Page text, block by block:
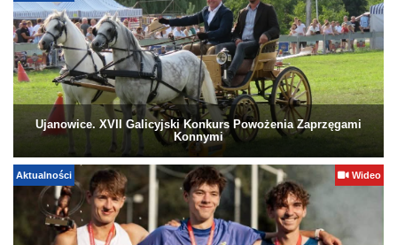
Ujanowice. XVII Galicyjski Konkurs Powożenia Zaprzęgami
Konnymi
Aktualności Wideo